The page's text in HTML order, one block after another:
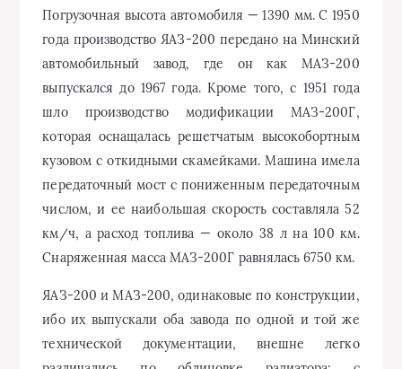
Погрузочная высота автомобиля — 1390 мм. С 1950
года производство ЯАЗ-200 передано на Минский
автомобильный завод, где он как МАЗ-200
выпускался до 1967 года. Кроме того, с 1951 года
шло производство модификации МАЗ-200Г,
которая оснащалась решетчатым высокобортным
кузовом с откидными скамейками. Машина имела
передаточный мост с пониженным передаточным
числом, и ее наибольшая скорость составляла 52
км/ч, а расход топлива — около 38 л на 100 км.
Снаряженная масса МАЗ-200Г равнялась 6750 км.
ЯАЗ-200 и МАЗ-200, одинаковые по конструкции,
ибо их выпускали оба завода по одной и той же
технической документации, внешне легко